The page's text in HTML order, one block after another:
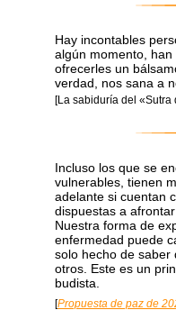
Hay incontables
algún momento,
ofrecerles un
verdad, nos sana a
[La sabiduría del «Sutra
Incluso los que se
vulnerables, tienen
adelante si cuentan
dispuestas a
Nuestra forma de
enfermedad puede
solo hecho de saber
otros. Este es un
budista.
[Propuesta de paz de